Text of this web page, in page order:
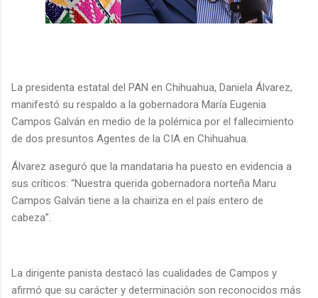
La presidenta estatal del PAN en Chihuahua, Daniela Álvarez,
manifestó su respaldo a la gobernadora María Eugenia
Campos Galván en medio de la polémica por el fallecimiento
de dos presuntos Agentes de la CIA en Chihuahua.
Álvarez aseguró que la mandataria ha puesto en evidencia a
sus críticos: “Nuestra querida gobernadora norteña Maru
Campos Galván tiene a la chairiza en el país entero de
cabeza”.
La dirigente panista destacó las cualidades de Campos y
afirmó que su carácter y determinación son reconocidos más